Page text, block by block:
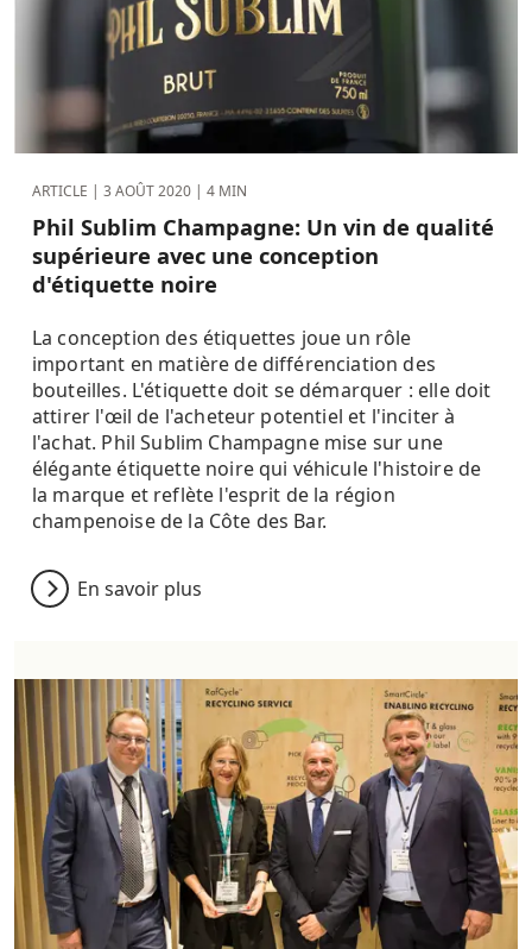
ARTICLE | 3 AOÛT 2020 | 4 MIN
Phil Sublim Champagne: Un vin de qualité
supérieure avec une conception
d'étiquette noire
La conception des étiquettes joue un rôle
important en matière de différenciation des
bouteilles. L'étiquette doit se démarquer : elle doit
attirer l'œil de l'acheteur potentiel et l'inciter à
l'achat. Phil Sublim Champagne mise sur une
élégante étiquette noire qui véhicule l'histoire de
la marque et reflète l'esprit de la région
champenoise de la Côte des Bar.
En savoir plus